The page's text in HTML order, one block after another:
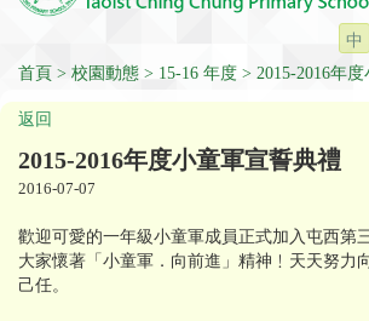
中
首頁 校園動態 15-16 年度 2015-2016年
返回
2015-2016年度小童軍宣誓典禮
2016-07-07
歡迎可愛的一年級小童軍成員正式加入屯西第
大家懷著「小童軍．向前進」精神﹗天天努力
己任。